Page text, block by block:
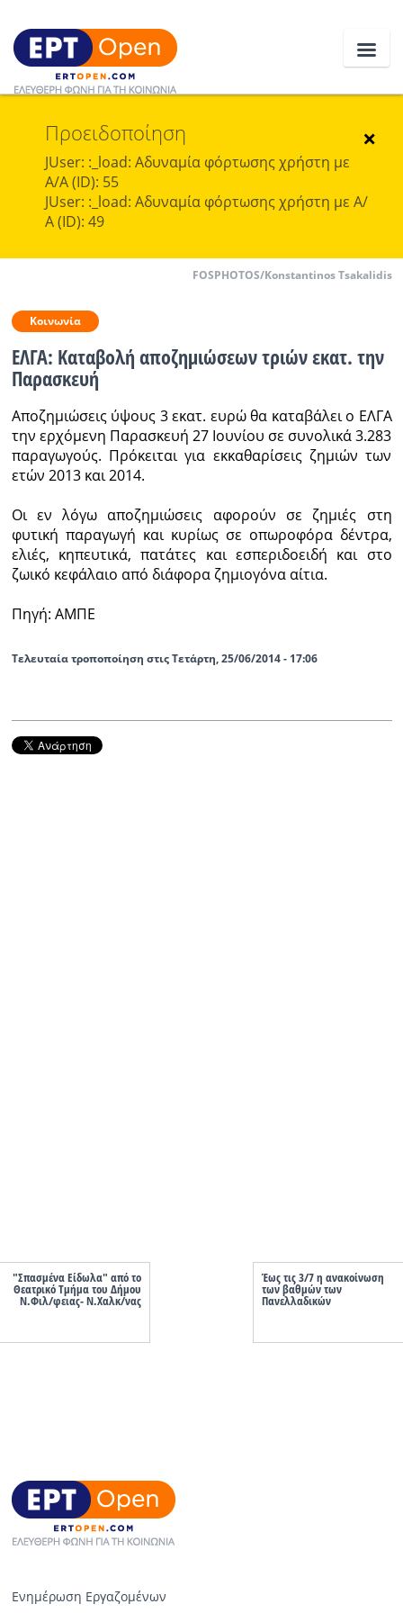
Ειδήσεις
Ελλάδα
Κοινωνία
Κόσμος
Ραδιόφωνο LIVE
Εκπομπές
Πολιτισμός
×
Προειδοποίηση
JUser: :_load: Αδυναμία φόρτωσης χρήστη με
Α/Α (ID): 55
JUser: :_load: Αδυναμία φόρτωσης χρήστη με Α/
Α (ID): 49
FOSPHOTOS/Konstantinos Tsakalidis
Κοινωνία
ΕΛΓΑ: Καταβολή αποζημιώσεων τριών εκατ. την
Παρασκευή
Aποζημιώσεις ύψους 3 εκατ. ευρώ θα καταβάλει ο ΕΛΓΑ
την ερχόμενη Παρασκευή 27 Ιουνίου σε συνολικά 3.283
παραγωγούς. Πρόκειται για εκκαθαρίσεις ζημιών των
ετών 2013 και 2014.
Οι εν λόγω αποζημιώσεις αφορούν σε ζημιές στη
φυτική παραγωγή και κυρίως σε οπωροφόρα δέντρα,
ελιές, κηπευτικά, πατάτες και εσπεριδοειδή και στο
ζωικό κεφάλαιο από διάφορα ζημιογόνα αίτια.
Πηγή: ΑΜΠΕ
Τελευταία τροποποίηση στις Τετάρτη, 25/06/2014 - 17:06
"Σπασμένα Είδωλα" από το
Θεατρικό Τμήμα του Δήμου
Ν.Φιλ/φειας- Ν.Χαλκ/νας
Έως τις 3/7 η ανακοίνωση
των βαθμών των
Πανελλαδικών
Ενημέρωση Εργαζομένων